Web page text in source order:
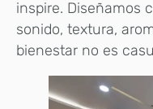
inspire. Diseñamos
sonido, textura,
bienestar no es